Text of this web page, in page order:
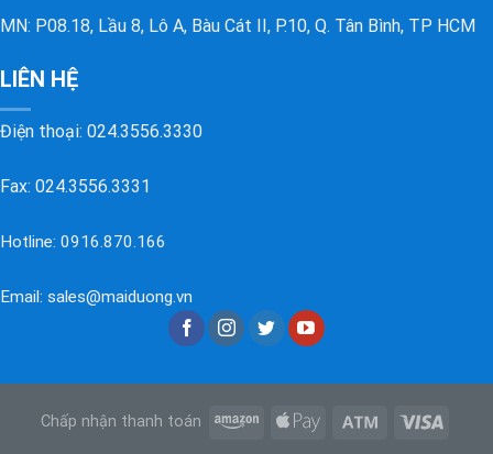
MN: P08.18, Lầu 8, Lô A, Bàu Cát II, P.10, Q. Tân Bình, TP HCM
LIÊN HỆ
Điện thoại: 024.3556.3330
Fax: 024.3556.3331
Hotline: 0916.870.166
Email: sales@maiduong.vn
Chấp nhận thanh toán